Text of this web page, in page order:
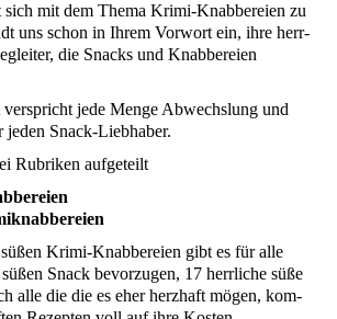
sich mit dem The­ma Kri­mi-Knab­be­rei­en zu
uns schon in Ihrem Vor­wort ein, ihre herr­
die Snacks und Knab­be­rei­en
jede Men­ge Abwechs­lung und
jeden Snack-Liebhaber.
Rubri­ken aufgeteilt
Kri­mi-Knab­be­rei­en gibt es für alle
Snack bevor­zu­gen, 17 herr­li­che süße
alle die die es eher herz­haft mögen, kom­